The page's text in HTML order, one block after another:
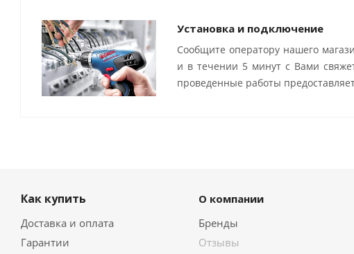
Установка и подключение
Сообщите оператору нашего
и в течении 5 минут с Вами
проведенные работы
Как купить
Доставка и оплата
Гарантии
О компании
Бренды
Отзывы